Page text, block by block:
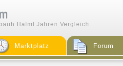
Halml Jahren Vergleich
Marktplatz Forum